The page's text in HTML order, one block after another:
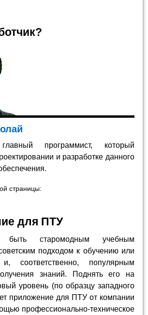
программист, который
и разработке данного
страницы:
для ПТУ
старомодным учебным
подходом к обучению или
соответственно, популярным
знаний. Поднять его на
уровень (по образцу западного
приложение для ПТУ от компании
профессионально-техническое